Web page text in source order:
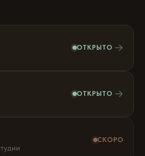
ОТКРЫТО →
ОТКРЫТО →
СКОРО